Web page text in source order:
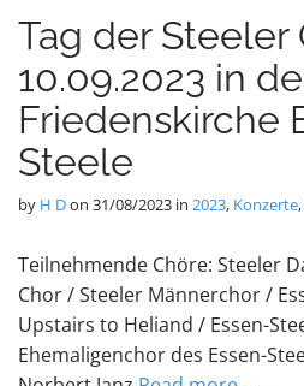
Tag der Steeler
10.09.2023 in
Friedenskirche
Steele
by H Don 31/08/2023 in 2023, Konzerte,
Teilnehmende Chöre: Steeler
Chor / Steeler Männerchor /
Upstairs to Heliand / Essen-
Ehemaligenchor des Essen-